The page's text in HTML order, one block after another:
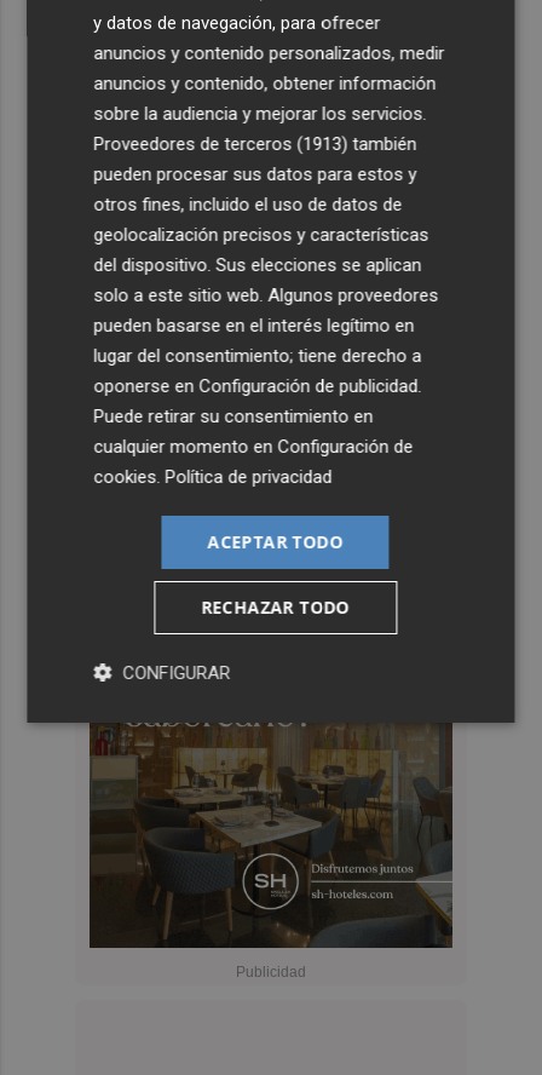
y datos de navegación, para ofrecer
anuncios y contenido personalizados, medir
anuncios y contenido, obtener información
sobre la audiencia y mejorar los servicios.
Proveedores de terceros (1913) también
pueden procesar sus datos para estos y
otros fines, incluido el uso de datos de
geolocalización precisos y características
del dispositivo. Sus elecciones se aplican
solo a este sitio web. Algunos proveedores
pueden basarse en el interés legítimo en
lugar del consentimiento; tiene derecho a
oponerse enConfiguración de publicidad
Puede retirar su consentimiento en
cualquier momento enConfiguración de
cookies .Política de privacidad
ACEPTAR TODO
RECHAZAR TODO
CONFIGURAR